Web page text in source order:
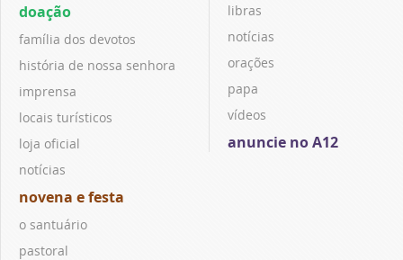
doação
família dos devotos
história de nossa senhora
imprensa
locais turísticos
loja oficial
notícias
novena e festa
o santuário
pastoral
libras
notícias
orações
papa
vídeos
anuncie no A12